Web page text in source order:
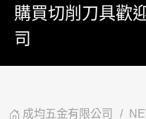
購買切削刀具歡
司
成均五金有限公司